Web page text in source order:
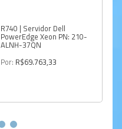
R740 | Servidor Dell
PowerEdge Xeon PN: 210-
ALNH-37QN
Por: R$69.763,33